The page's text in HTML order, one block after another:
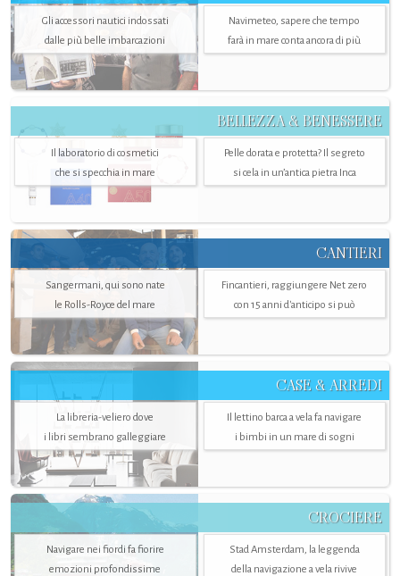
Gli accessori nautici indossati
dalle più belle imbarcazioni
Navimeteo, sapere che tempo
farà in mare conta ancora di più
BELLEZZA & BENESSERE
Il laboratorio di cosmetici
che si specchia in mare
Pelle dorata e protetta? Il segreto
si cela in un’antica pietra Inca
CANTIERI
Sangermani, qui sono nate
le Rolls-Royce del mare
Fincantieri, raggiungere Net zero
con 15 anni d'anticipo si può
CASE & ARREDI
La libreria-veliero dove
i libri sembrano galleggiare
Il lettino barca a vela fa navigare
i bimbi in un mare di sogni
CROCIERE
Navigare nei fiordi fa fiorire
emozioni profondissime
Stad Amsterdam, la leggenda
della navigazione a vela rivive